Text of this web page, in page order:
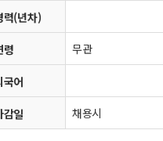
력(년차)
령 무관
국어
감일 채용시